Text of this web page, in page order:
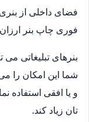
فضای داخلی از
فوری چاپ بنر ارزان
بنرهای تبلیغاتی
شما این امکان را
و یا افقی استفاده
تان زیاد کند.